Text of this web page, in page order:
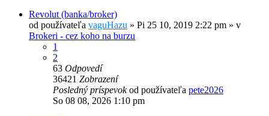
Revolut (banka/broker)
od používateľa vaguHazu » Pi 25 10, 2019 2:22 pm » v
Brokeri - cez koho na burzu
1
2
63 Odpovedí
36421 Zobrazení
Posledný príspevokod používateľa pete2026
So 08 08, 2026 1:10 pm